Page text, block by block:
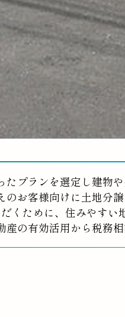
プランを選定し建物
のお客様向けに土地分譲
くために、住みやすい
の有効活用から税務